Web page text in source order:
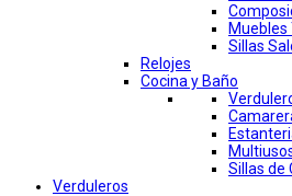
Muebles
Sillas
Relojes
Cocina y Baño
Sillas de
Verduleros